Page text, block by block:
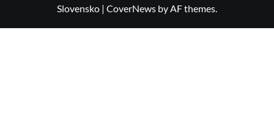
Slovensko | CoverNews by AF themes.